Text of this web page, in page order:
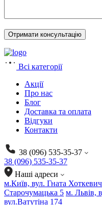
Всі категорії
Акції
Про нас
Блог
Доставка та оплата
Відгуки
Контакти
38 (096) 535-35-37
38 (096) 535-35-37
Наші адреси
м.Київ, вул. Гната
Старочумацька 5 м. Львів,
вул.Ватутіна 174